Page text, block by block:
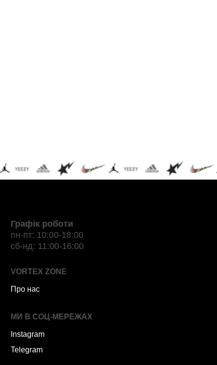
Графік роботи
пн-пт: 10:00-18:00
сб-нд: 11:00-16:00
VORTEX ZONE
Про нас
МИ В СОЦ-МЕРЕЖАХ
Instagram
Telegram